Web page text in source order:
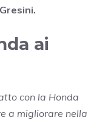
ai
con la Honda
a migliorare nella